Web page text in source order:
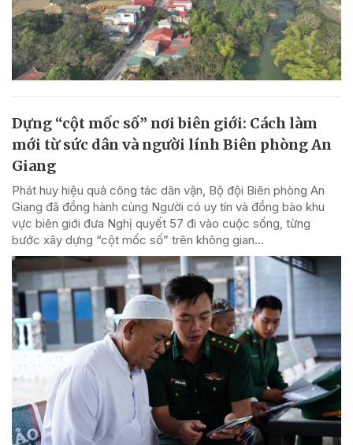
Dựng “cột mốc số” nơi biên giới: Cách làm
mới từ sức dân và người lính Biên phòng An
Giang
Phát huy hiệu quả công tác dân vận, Bộ đội Biên phòng An
Giang đã đồng hành cùng Người có uy tín và đồng bào khu
vực biên giới đưa Nghị quyết 57 đi vào cuộc sống, từng
bước xây dựng “cột mốc số” trên không gian...